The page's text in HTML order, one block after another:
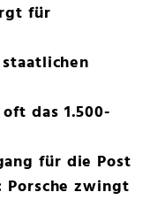
für
das 1.500-
für die Post
zwingt